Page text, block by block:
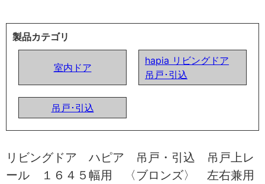
製品カテゴリ
室内ドア
hapia リビングドア
吊戸･引込
吊戸･引込
リビングドア ハピア 吊戸・引込 吊戸上レ
ール １６４５幅用 〈ブロンズ〉 左右兼用